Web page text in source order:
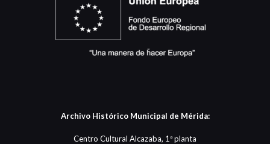
Archivo Histórico Municipal de Mérida:
Centro Cultural Alcazaba, 1ª planta